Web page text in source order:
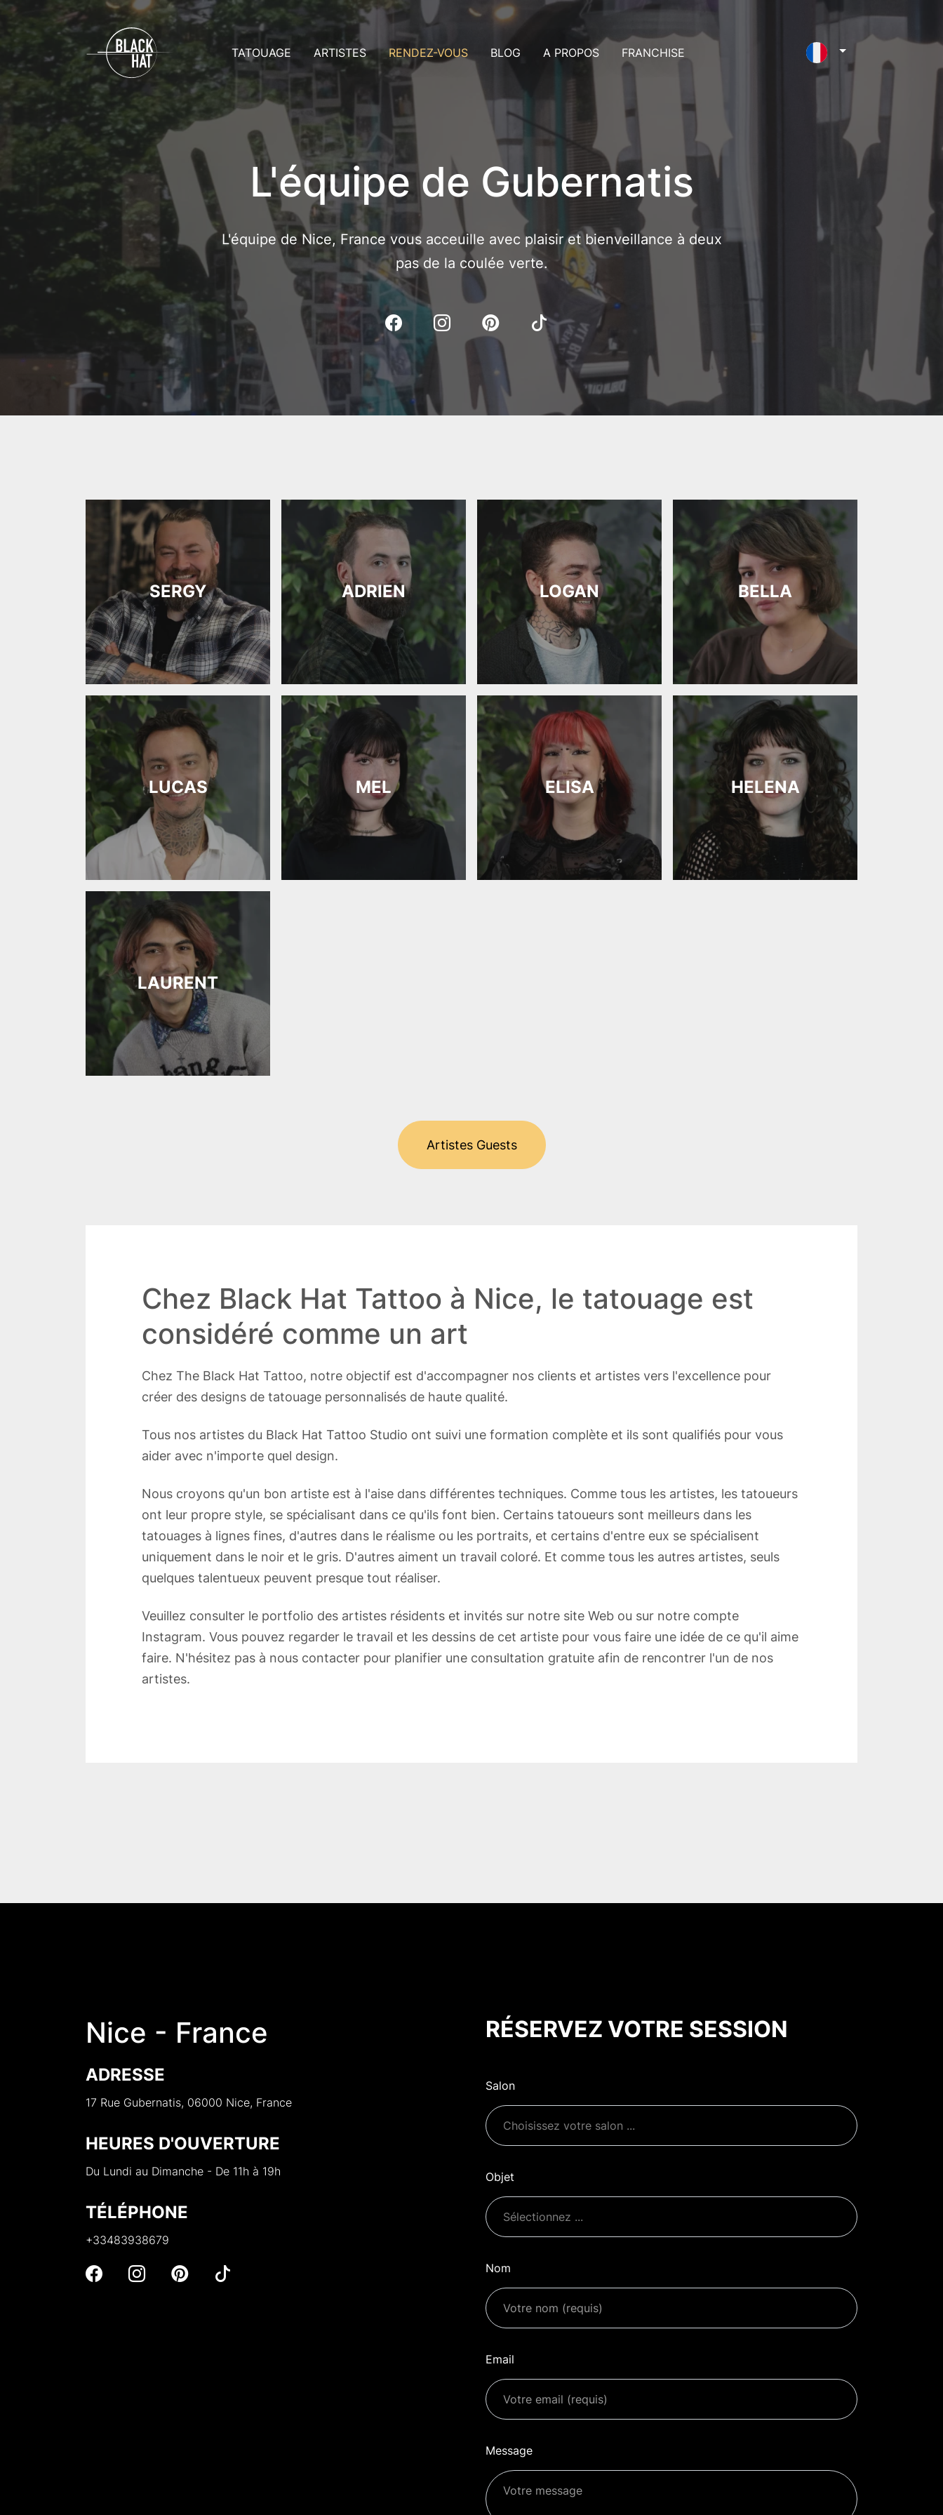
TATOUAGE
Prix
Rendez-vous
Soins
Toutes les galeries
ARTISTES
Artistes Dublin
Collaboration avec les artistes
Dans ma ville
RENDEZ-VOUS
Consultation
Payer un acompte
BLOG A PROPOS FRANCHISE
L'équipe de Gubernatis
L'équipe de Nice, France vous acceuille avec plaisir et bienveillance à deux
pas de la coulée verte.
SERGY ADRIEN LOGAN BELLA
LUCAS MEL ELISA HELENA
LAURENT
Artistes Guests
Chez Black Hat Tattoo à Nice, le tatouage est
considéré comme un art
Chez The Black Hat Tattoo, notre objectif est d'accompagner nos clients et artistes vers l'excellence pour
créer des designs de tatouage personnalisés de haute qualité.
Tous nos artistes du Black Hat Tattoo Studio ont suivi une formation complète et ils sont qualifiés pour vous
aider avec n'importe quel design.
Nous croyons qu'un bon artiste est à l'aise dans différentes techniques. Comme tous les artistes, les tatoueurs
ont leur propre style, se spécialisant dans ce qu'ils font bien. Certains tatoueurs sont meilleurs dans les
tatouages à lignes fines, d'autres dans le réalisme ou les portraits, et certains d'entre eux se spécialisent
uniquement dans le noir et le gris. D'autres aiment un travail coloré. Et comme tous les autres artistes, seuls
quelques talentueux peuvent presque tout réaliser.
Veuillez consulter le portfolio des artistes résidents et invités sur notre site Web ou sur notre compte
Instagram. Vous pouvez regarder le travail et les dessins de cet artiste pour vous faire une idée de ce qu'il aime
faire. N'hésitez pas à nous contacter pour planifier une consultation gratuite afin de rencontrer l'un de nos
artistes.
Nice - France
ADRESSE
17 Rue Gubernatis, 06000 Nice, France
HEURES D'OUVERTURE
Du Lundi au Dimanche - De 11h à 19h
TÉLÉPHONE
+33483938679
RÉSERVEZ VOTRE SESSION
Salon
Objet
Nom
Email
Message